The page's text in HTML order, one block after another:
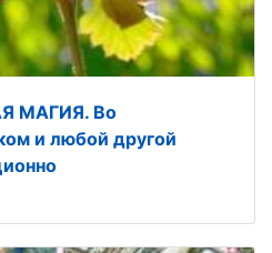
МАГИЯ. Во
и любой другой